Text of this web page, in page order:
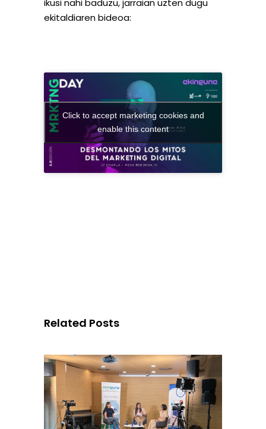
ikusi nahi baduzu, jarraian uzten dugu
ekitaldiaren bideoa:
Click to accept marketing cookies and
enable this content
Related Posts